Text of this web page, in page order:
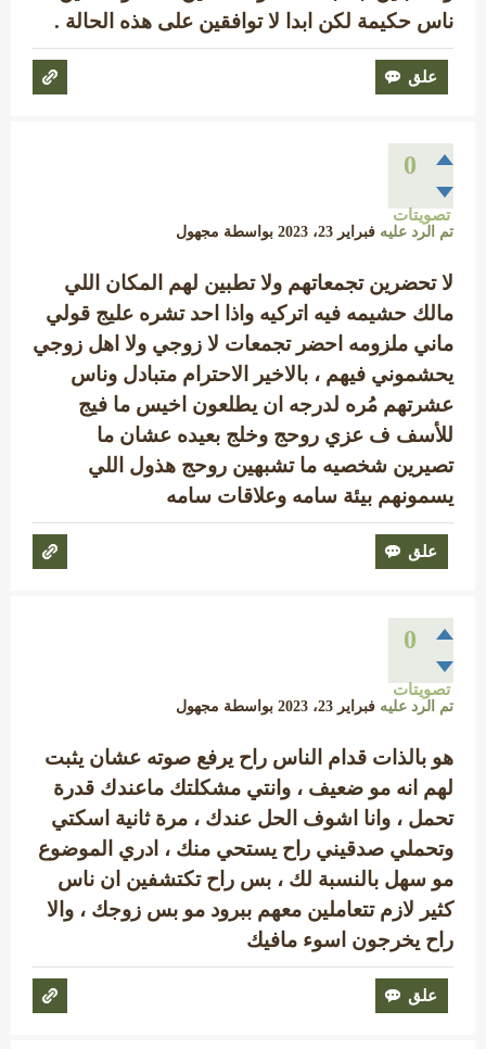
ناس حكيمة لكن ابدا لا توافقين على هذه الحالة .
0
تصويتات
تم الرد عليه فبراير 23، 2023 بواسطة مجهول
لا تحضرين تجمعاتهم ولا تطبين لهم المكان اللي
مالك حشيمه فيه اتركيه واذا احد تشره عليج قولي
ماني ملزومه احضر تجمعات لا زوجي ولا اهل زوجي
يحشموني فيهم ، بالاخير الاحترام متبادل وناس
عشرتهم مُره لدرجه ان يطلعون اخيس ما فيج
للأسف ف عزي روحج وخلج بعيده عشان ما
تصيرين شخصيه ما تشبهين روحج هذول اللي
يسمونهم بيئة سامه وعلاقات سامه
0
تصويتات
تم الرد عليه فبراير 23، 2023 بواسطة مجهول
هو بالذات قدام الناس راح يرفع صوته عشان يثبت
لهم انه مو ضعيف ، وانتي مشكلتك ماعندك قدرة
تحمل ، وانا اشوف الحل عندك ، مرة ثانية اسكتي
وتحملي صدقيني راح يستحي منك ، ادري الموضوع
مو سهل بالنسبة لك ، بس راح تكتشفين ان ناس
كثير لازم تتعاملين معهم ببرود مو بس زوجك ، والا
راح يخرجون اسوء مافيك